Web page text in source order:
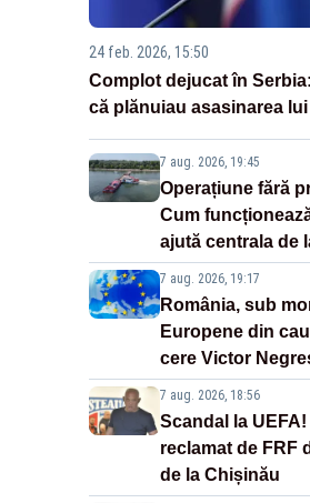
24 feb. 2026, 15:50
Complot dejucat în
că plănuiau asasinarea
7 aug. 2026, 19:45
Operațiune fără
Cum
ajută centrala de
7 aug. 2026, 19:17
România, sub
Europene din
cere Victor
7 aug. 2026, 18:56
Scandal la
reclamat de FRF
de la Chișinău